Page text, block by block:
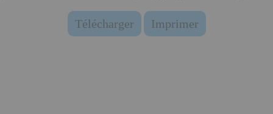
Télécharger Imprimer